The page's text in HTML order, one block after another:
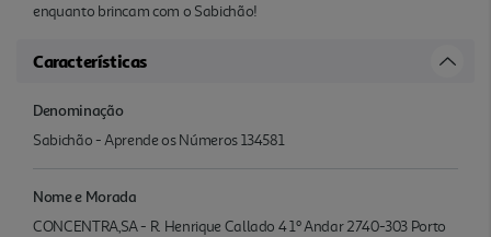
enquanto brincam com o Sabichão!
Características
Denominação
Sabichão - Aprende os Números 134581
Nome e Morada
CONCENTRA,SA - R. Henrique Callado 4 1º Andar 2740-303 Porto